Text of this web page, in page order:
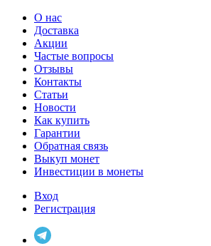
О нас
Доставка
Акции
Частые вопросы
Отзывы
Контакты
Статьи
Новости
Как купить
Гарантии
Обратная связь
Выкуп монет
Инвестиции в монеты
Вход
Регистрация